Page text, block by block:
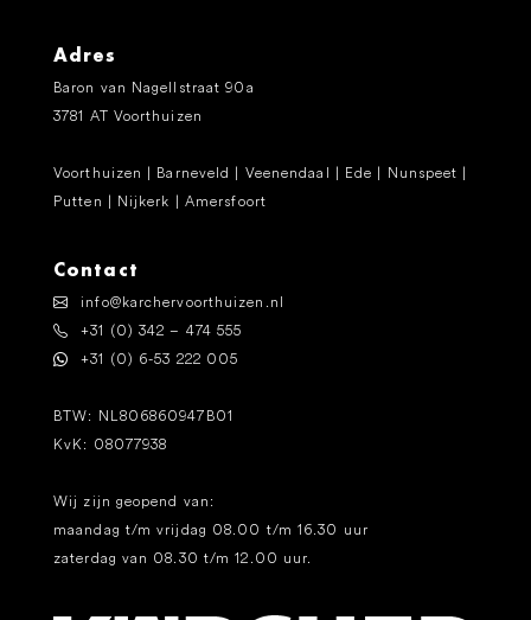
Adres
Baron van Nagellstraat 90a
3781 AT Voorthuizen
Voorthuizen | Barneveld | Veenendaal | Ede | Nunspeet |
Putten | Nijkerk | Amersfoort
Contact
info@karchervoorthuizen.nl
+31 (0) 342 – 474 555
+31 (0) 6-53 222 005
BTW: NL806860947B01
KvK: 08077938
Wij zijn geopend van:
maandag t/m vrijdag 08.00 t/m 16.30 uur
zaterdag van 08.30 t/m 12.00 uur.